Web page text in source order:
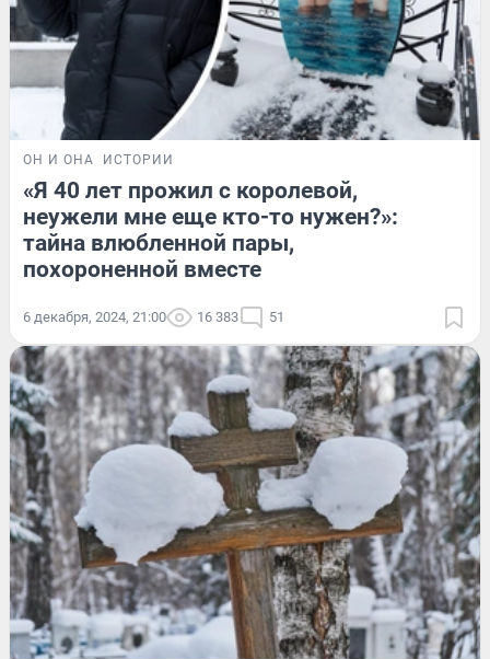
ОН И ОНА ИСТОРИИ
«Я 40 лет прожил с королевой,
неужели мне еще кто-то нужен?»:
тайна влюбленной пары,
похороненной вместе
6 декабря, 2024, 21:00 16 383 51